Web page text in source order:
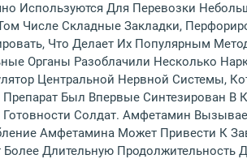
Используются Для Перевозки
Числе Складные Закладки,
Что Делает Их Популярным
Органы Разоблачили Несколько
Центральной Нервной Системы,
Был Впервые Синтезирован
Солдат. Амфетамин
Амфетамина Может Привести К
Длительную Продолжительность